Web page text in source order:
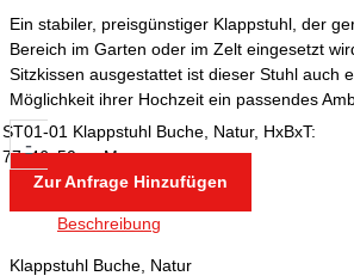
Ein stabiler, preisgünstiger Klappstuhl, der
Bereich im Garten oder im Zelt eingesetzt
Sitzkissen ausgestattet ist dieser Stuhl auch
Möglichkeit ihrer Hochzeit ein passendes
-
ST01-01 Klappstuhl Buche, Natur, HxBxT:
77x46x50cm Menge
Zur Anfrage Hinzufügen
Beschreibung
Klappstuhl Buche, Natur